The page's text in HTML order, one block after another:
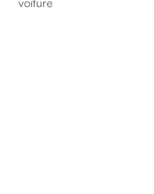
voiture